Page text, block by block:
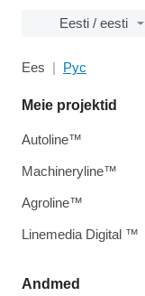
Eesti / eesti
Ees Рус
Andmed
Meie projektid
Autoline™
Machineryline™
Agroline™
Linemedia Digital ™